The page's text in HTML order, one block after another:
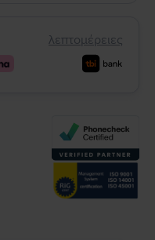
λεπτομέρειες